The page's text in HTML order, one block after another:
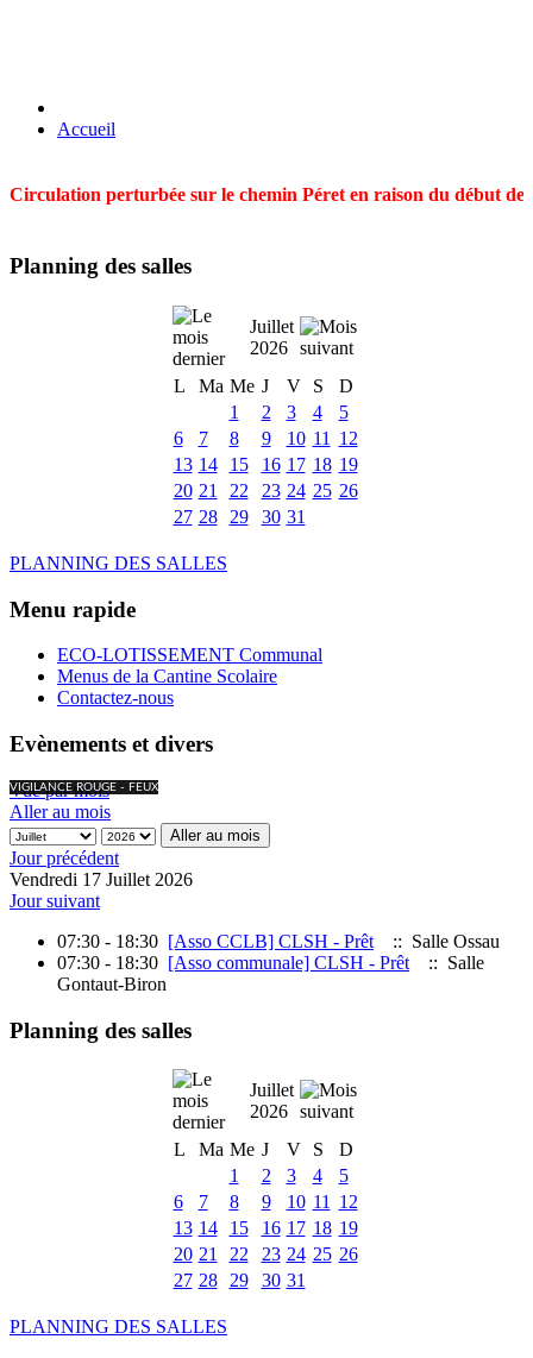
Accueil
Circulation perturbée sur le chemin Péret en raison du début
Planning des salles
Juillet
2026
L
Ma Me J V S
D
1
2 3 4
5
6
7 8 9 10 11
12
13 14 15 16 17 18 19
20 21 22 23 24 25 26
27 28 29 30 31
PLANNING DES SALLES
Menu rapide
ECO-LOTISSEMENT Communal
Menus de la Cantine Scolaire
Contactez-nous
Evènements et divers
VIGILANCE ROUGE - FEUX
Vue par mois
Aller au mois
Aller au mois
Jour précédent
Vendredi 17 Juillet 2026
Jour suivant
07:30 - 18:30 [Asso CCLB] CLSH - Prêt
:: Salle Ossau
07:30 - 18:30 [Asso communale] CLSH - Prêt
:: Salle
Gontaut-Biron
Planning des salles
Juillet
2026
L
Ma Me J V S
D
1
2 3 4
5
6
7 8 9 10 11
12
13 14 15 16 17 18 19
20 21 22 23 24 25 26
27 28 29 30 31
PLANNING DES SALLES